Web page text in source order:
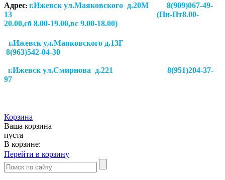
Адрес: г.Ижевск ул.Маяковского д.20М 8(909)067-49-
13 (Пн-Пт8.00-
20.00,сб 8.00-19.00,вс 9.00-18.00)
г.Ижевск ул.Маяковского д.13Г
8(963)542-04-30
г.Ижевск ул.Смирнова д.221
8(951)204-37-
97
Корзина
Ваша корзина
пуста
В корзине:
Перейти в корзину